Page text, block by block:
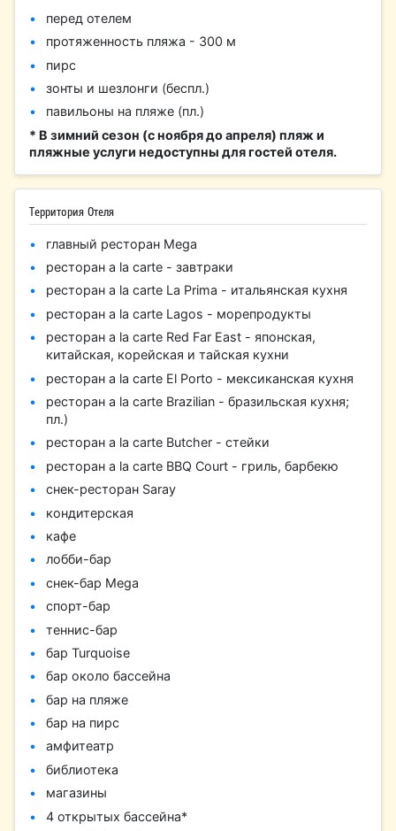
перед отелем
протяженность пляжа - 300 м
​пирс
зонты и шезлонги (беспл.)
павильоны на пляже (пл.)
* В зимний сезон (с ноября до апреля) пляж и
пляжные услуги недоступны для гостей отеля.
Территория Отеля
главный ресторан Mega
ресторан a la carte - завтраки
ресторан a la carte La Prima - итальянская кухня
ресторан a la carte Lagos - морепродукты
ресторан a la carte Red Far East - японская,
китайская, корейская и тайская кухни
ресторан a la carte El Porto - мексиканская кухня
ресторан a la carte Brazilian - бразильская кухня;
пл.)
ресторан a la carte Butcher - стейки
ресторан a la carte BBQ Court - гриль, барбекю
снек-ресторан Saray
кондитерская
кафе
лобби-бар
снек-бар Mega
спорт-бар
теннис-бар
бар Turquoise
бар около бассейна
бар на пляже
бар на пирс
амфитеатр
библиотека
магазины
4 открытых бассейна*